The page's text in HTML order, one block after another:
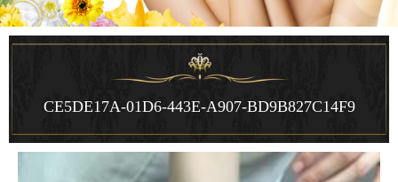
CE5DE17A-01D6-443E-A907-BD9B827C14F9